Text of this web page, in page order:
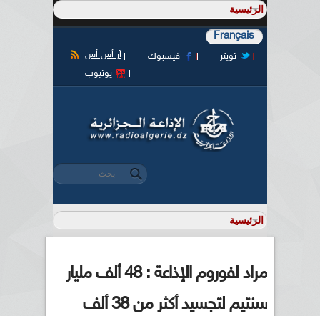
Français
آر أس أس فيسبوك
تويتر
يوتيوب
استمارة البحث
‏بحث ‏
مراد لفوروم الإذاعة : 48 ألف مليار
سنتيم لتجسيد أكثر من 38 ألف